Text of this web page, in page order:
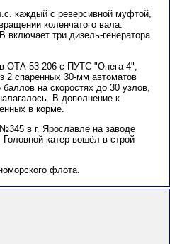
каждый с реверсивной муфтой,
коленчатого вала.
включает три дизель-генератора
ОТА-53-206 с ПУТС "Онега-4",
2 спаренных 30-мм автоматов
на скоростях до 30 узлов,
В дополнение к
в корме.
в г. Ярославле на заводе
катер вошёл в строй
флота.